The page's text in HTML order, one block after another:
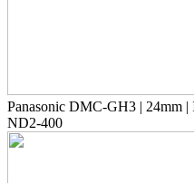
Panasonic DMC-GH3 | 24mm |
ND2-400